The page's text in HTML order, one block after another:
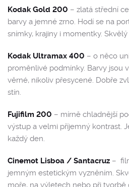
Kodak Gold 200 – zlatá střední
barvy a jemné zrno. Hodí se na
snímky, krajiny i momentky.
Kodak Ultramax 400 – o něco
proměnlivé podmínky. Barvy jsou
věrné, nikoliv přesycené. Dobře
stín.
Fujifilm 200 – mírně chladnější
výstup a velmi příjemný kontrast.
každý den.
Cinemot Lisboa / Santacruz –
jemným estetickým vyzněním.
moře, na výletech nebo při tvorbě